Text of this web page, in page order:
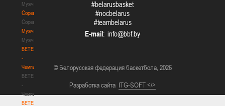
Мужчины
Соревнования
Соревнования
Мужчины
Мужчины
BETERA
-
Чемпионат
BETERA
-
Чемпионат
BETERA
#belarusbasket
#nocbelarus
#teambelarus
E-mail:
© Белорусская федерация баскетбола, 2026
Разработка сайта ITG-SOFT </>